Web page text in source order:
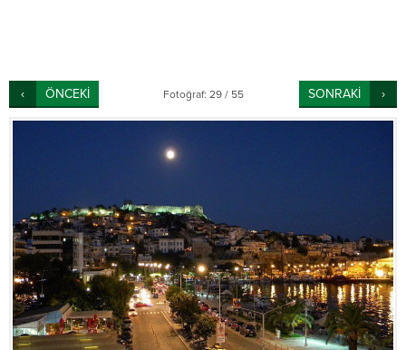
ÖNCEKİ Fotoğraf: 29 / 55 SONRAKİ